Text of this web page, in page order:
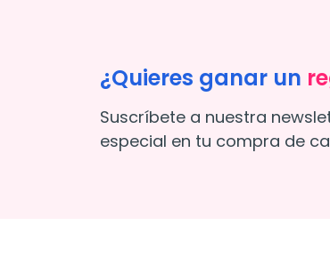
¿Quieres ganar un
Suscríbete a nuestra
especial en tu compra de